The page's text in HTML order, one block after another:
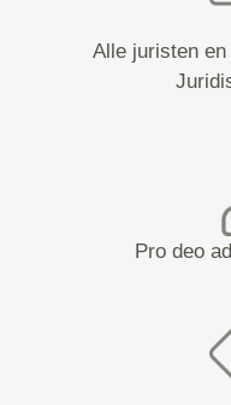
Alle juristen en
Pro deo